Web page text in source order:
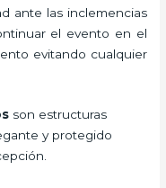
ante las inclemencias
el evento en el
evitando cualquier
son estructuras
y protegido